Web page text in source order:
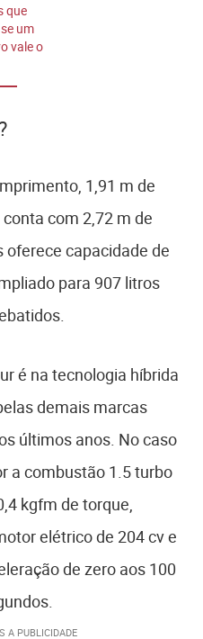
que
um
vale o
1,91 m de
com 2,72 m de
oferece capacidade de
para 907 litros
é na tecnologia híbrida
demais marcas
últimos anos. No caso
a combustão 1.5 turbo
kgfm de torque,
elétrico de 204 cv e
de zero aos 100